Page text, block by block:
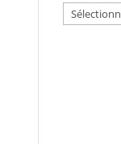
Archives